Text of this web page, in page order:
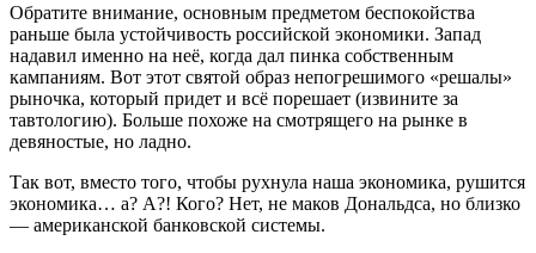
Обратите внимание, основным предметом беспокойства
раньше была устойчивость российской экономики. Запад
надавил именно на неё, когда дал пинка собственным
кампаниям. Вот этот святой образ непогрешимого «решалы»
рыночка, который придет и всё порешает (извините за
тавтологию). Больше похоже на смотрящего на рынке в
девяностые, но ладно.
Так вот, вместо того, чтобы рухнула наша экономика, рушится
экономика… а? А?! Кого? Нет, не маков Дональдса, но близко
— американской банковской системы.